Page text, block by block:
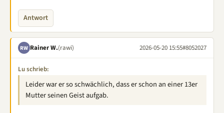
Antwort
RW Rainer W.(rawi) 2026-05-20 15:55#8052027
Lu schrieb:
Leider war er so schwächlich, dass er schon an einer 13er
Mutter seinen Geist aufgab.